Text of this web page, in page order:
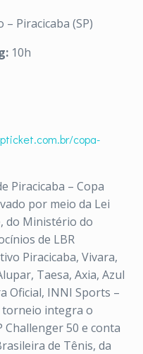
Piracicaba (SP)
10h
copa-
Piracicaba – Copa
por meio da Lei
do Ministério do
de LBR
Piracicaba, Vivara,
Taesa, Axia, Azul
Oficial, INNI Sports –
torneio integra o
50 e conta
de Tênis, da